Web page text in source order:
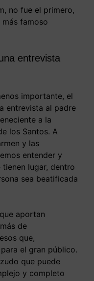
entrevista
importante, el
entrevista al padre
a la
los Santos. A
y las
entender y
lugar, dentro
sea beatificada
aportan
de
que,
el gran público.
que puede
y completo